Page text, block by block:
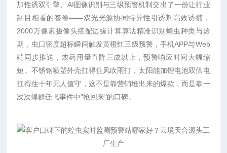
加性诱双引擎、AI图像识别与三级预警机制交出了一份让行业
刮目相看的答卷——双光光源协同特异性引诱剂高效诱捕，
2000万像素摄像头搭配边缘计算算法精准识别蝗虫种类与龄
期，虫口密度超标瞬间触发黄橙红三级预警，手机APP与Web
端同步推送，农药用量直降三成以上，预警响应时间大幅缩
短。不锈钢喷塑外壳扛得住风吹雨打，太阳能加锂电池双供电
扛得住十年无人值守，这不是靠营销堆出来的爆款，而是靠一
次次蝗群迁飞事件中"抢回来"的口碑。